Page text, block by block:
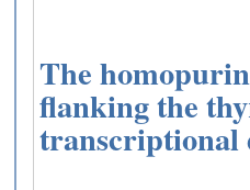
The
flanking the
transcriptional